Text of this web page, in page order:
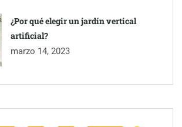
¿Por qué elegir un jardín vertical
artificial?
marzo 14, 2023